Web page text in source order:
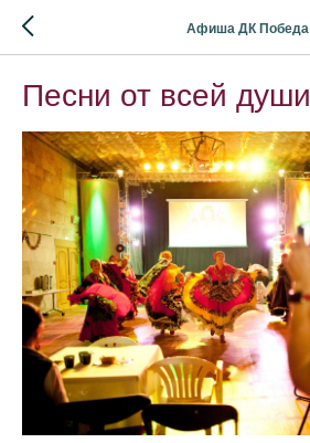
Афиша ДК Победа
Песни от всей души